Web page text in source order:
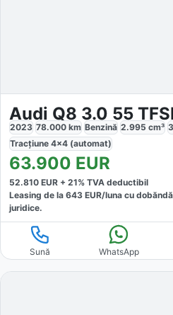
2023 78.000 km Benzină 2.995 cm³
Tracțiune 4x4 (automat)
63.900 EUR
52.810 EUR + 21% TVA deductibil
Leasing de la 643 EUR/luna cu dobăndă
juridice.
Sună WhatsApp